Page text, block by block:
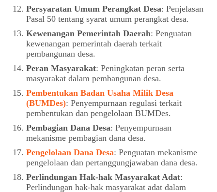
Persyaratan Umum Perangkat Desa: Penjelasan
Pasal 50 tentang syarat umum perangkat desa.
Kewenangan Pemerintah Daerah: Penguatan
kewenangan pemerintah daerah terkait
pembangunan desa.
Peran Masyarakat: Peningkatan peran serta
masyarakat dalam pembangunan desa.
Pembentukan Badan Usaha Milik Desa
(BUMDes): Penyempurnaan regulasi terkait
pembentukan dan pengelolaan BUMDes.
Pembagian Dana Desa: Penyempurnaan
mekanisme pembagian dana desa.
Pengelolaan Dana Desa: Penguatan mekanisme
pengelolaan dan pertanggungjawaban dana desa.
Perlindungan Hak-hak Masyarakat Adat:
Perlindungan hak-hak masyarakat adat dalam